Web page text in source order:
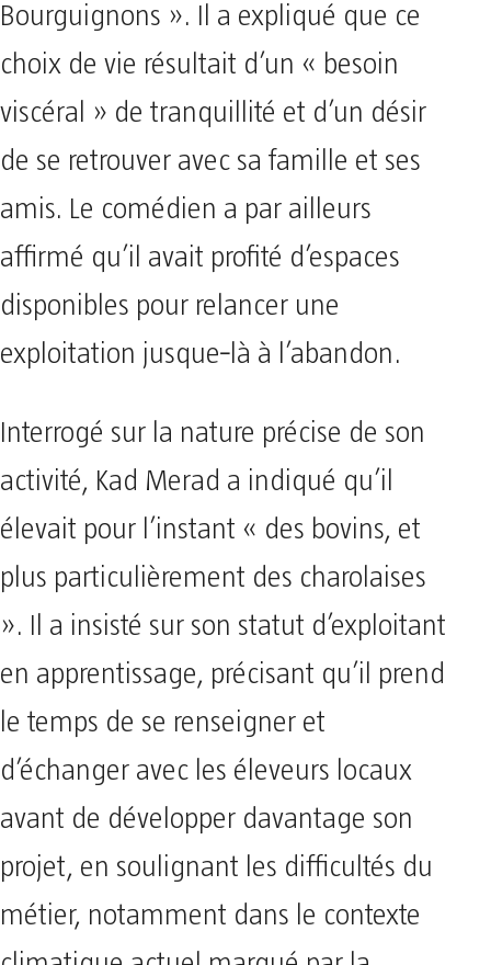
Bourguignons ». Il a expliqué que ce
choix de vie résultait d’un « besoin
viscéral » de tranquillité et d’un désir
de se retrouver avec sa famille et ses
amis. Le comédien a par ailleurs
affirmé qu’il avait profité d’espaces
disponibles pour relancer une
exploitation jusque‑là à l’abandon.
Interrogé sur la nature précise de son
activité, Kad Merad a indiqué qu’il
élevait pour l’instant « des bovins, et
plus particulièrement des charolaises
». Il a insisté sur son statut d’exploitant
en apprentissage, précisant qu’il prend
le temps de se renseigner et
d’échanger avec les éleveurs locaux
avant de développer davantage son
projet, en soulignant les difficultés du
métier, notamment dans le contexte